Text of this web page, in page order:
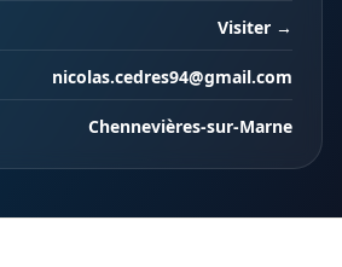
Visiter →
nicolas.cedres94@gmail.com
Chennevières-sur-Marne